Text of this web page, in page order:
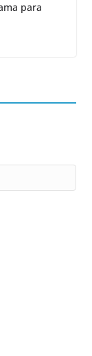
para